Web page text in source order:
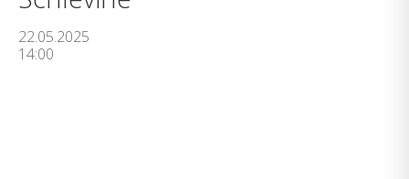
22.05.2025
14:00